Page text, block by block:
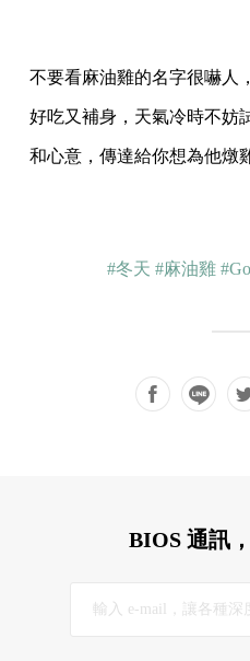
不要看麻油雞的名字很嚇人
好吃又補身，天氣冷時不妨
和心意，傳達給你想為他燉
#冬天 #麻油雞
BIOS 通訊